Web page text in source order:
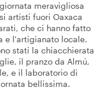
meravigliosa
artisti fuori Oaxaca
che ci hanno fatto
e l'artigianato locale.
stati la chiacchierata
il pranzo da Almú,
e il laboratorio di
bellissima.